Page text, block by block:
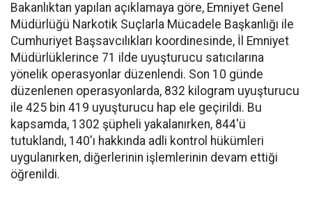
Bakanlıktan yapılan açıklamaya göre, Emniyet Genel
Müdürlüğü Narkotik Suçlarla Mücadele Başkanlığı ile
Cumhuriyet Başsavcılıkları koordinesinde, İl Emniyet
Müdürlüklerince 71 ilde uyuşturucu satıcılarına
yönelik operasyonlar düzenlendi. Son 10 günde
düzenlenen operasyonlarda, 832 kilogram uyuşturucu
ile 425 bin 419 uyuşturucu hap ele geçirildi. Bu
kapsamda, 1302 şüpheli yakalanırken, 844'ü
tutuklandı, 140'ı hakkında adli kontrol hükümleri
uygulanırken, diğerlerinin işlemlerinin devam ettiği
öğrenildi.